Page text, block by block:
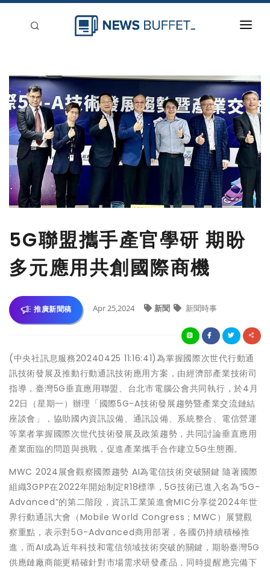
新聞稿分類
登入
刊登
5G聯盟攜手產官學研 期盼
多元應用共創國際商機
推廣新聞稿 Apr 25,2024 新聞 新聞時事
(中央社訊息服務20240425 11:16:41)為掌握國際次世代行動通
訊技術發展及推動行動通訊技術應用方案，由經濟部產業技術司
指導，臺灣5G垂直應用聯盟、台北市電腦公會共同執行，於4月
22日（星期一）辦理「國際5G-A技術發展趨勢暨產業交流鏈結
座談會」，協助國內資訊設備、通訊設備、系統整合、電信營運
等業者掌握國際次世代技術發展及政策趨勢，共同討論垂直應用
產業面臨的問題與挑戰，促進產業攜手合作建立5G生態圈。
MWC 2024展會觀察國際趨勢 AI為電信技術突破關鍵 隨著國際
組織3GPP在2022年開始制定R18標準，5G技術已進入名為”5G-
Advanced”的第二階段，資訊工業策進會MIC分享從2024年世
界行動通訊大會（Mobile World Congress；MWC）展覽觀
察重點，表示對5G-Advanced商用部署，各國仍持續積極推
進，而AI成為近年科技和電信領域技術突破的關鍵，期盼臺灣5G
供應鏈廠商能更精確針對市場需求研發產品，同時提醒應完備下